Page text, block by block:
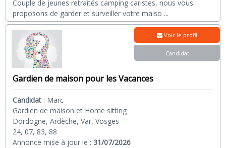
Couple de jeunes retraités camping caristes, nous vous
proposons de garder et surveiller votre maiso ...
Gardien de maison pour les Vacances
Candidat : Marc
Gardien de maison et Home sitting
Dordogne, Ardèche, Var, Vosges
24, 07, 83, 88
Annonce mise à jour le :31/07/2026
Voir le profil
Candidat